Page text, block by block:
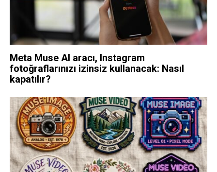
Meta Muse AI aracı, Instagram
fotoğraflarınızı izinsiz kullanacak: Nasıl
kapatılır?